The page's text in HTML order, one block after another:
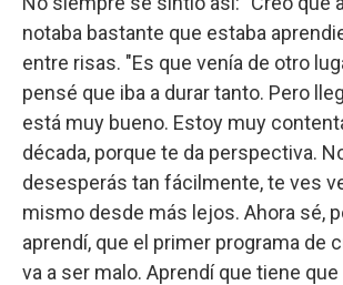
notaba bastante que estaba
entre risas. "Es que venía de otro
pensé que iba a durar tanto. Pero
está muy bueno. Estoy muy
década, porque te da perspectiva.
desesperás tan fácilmente, te ves
mismo desde más lejos. Ahora sé,
aprendí, que el primer programa de
va a ser malo. Aprendí que tiene que